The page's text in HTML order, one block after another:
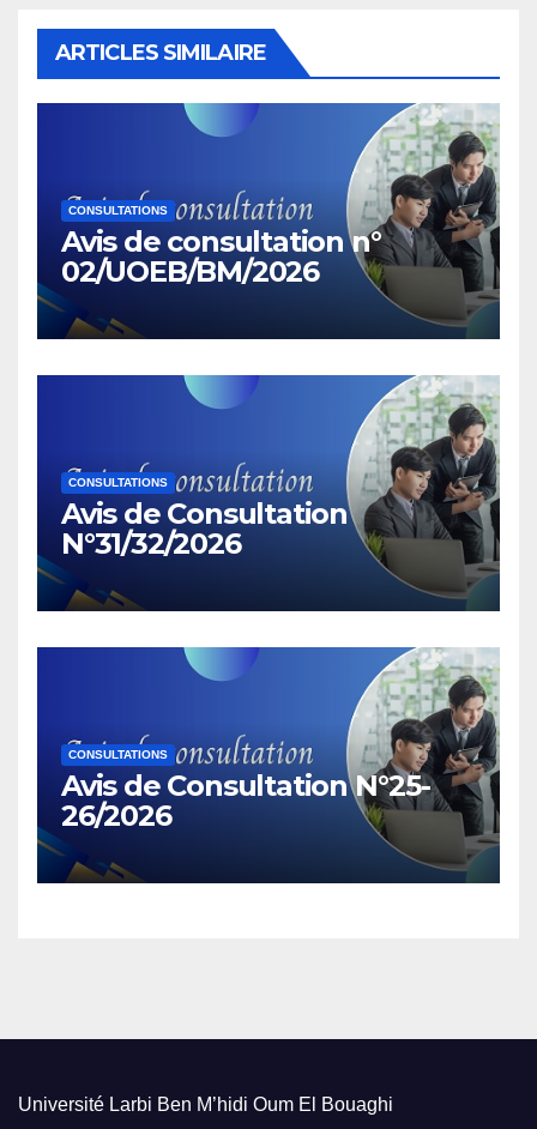
ARTICLES SIMILAIRE
CONSULTATIONS
Avis de consultation n°
02/UOEB/BM/2026
CONSULTATIONS
Avis de Consultation
N°31/32/2026
CONSULTATIONS
Avis de Consultation N°25-
26/2026
Université Larbi Ben M’hidi Oum El Bouaghi